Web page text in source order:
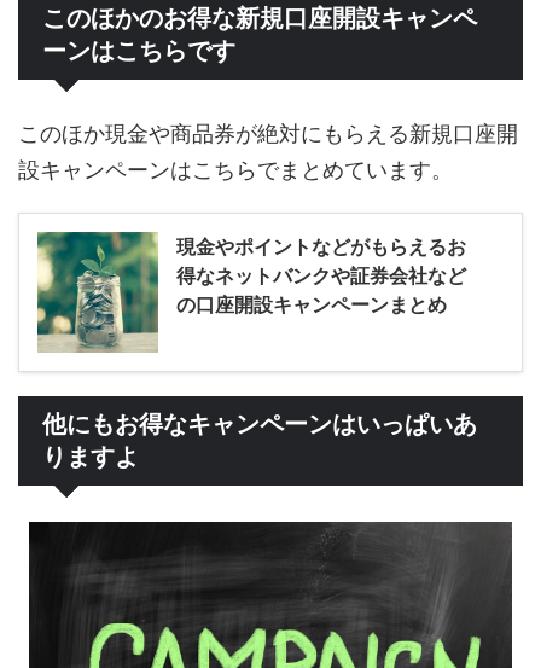
このほかのお得な新規口座開設キャンペ
ーンはこちらです
このほか現金や商品券が絶対にもらえる新規口座開
設キャンペーンはこちらでまとめています。
現金やポイントなどがもらえるお
得なネットバンクや証券会社など
の口座開設キャンペーンまとめ
他にもお得なキャンペーンはいっぱいあ
りますよ